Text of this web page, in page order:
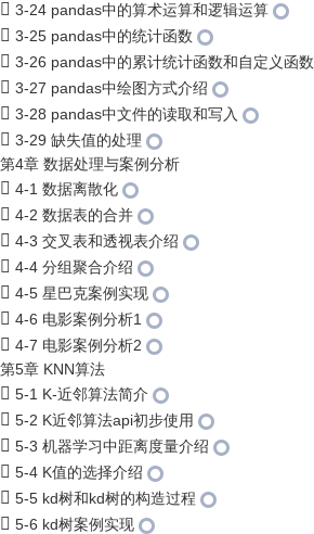
3-24 pandas中的算术运算和逻辑运算
3-25 pandas中的统计函数
3-26 pandas中的累计统计函数和自定义函数
3-27 pandas中绘图方式介绍
3-28 pandas中文件的读取和写入
3-29 缺失值的处理
第4章 数据处理与案例分析
4-1 数据离散化
4-2 数据表的合并
4-3 交叉表和透视表介绍
4-4 分组聚合介绍
4-5 星巴克案例实现
4-6 电影案例分析1
4-7 电影案例分析2
第5章 KNN算法
5-1 K-近邻算法简介
5-2 K近邻算法api初步使用
5-3 机器学习中距离度量介绍
5-4 K值的选择介绍
5-5 kd树和kd树的构造过程
5-6 kd树案例实现